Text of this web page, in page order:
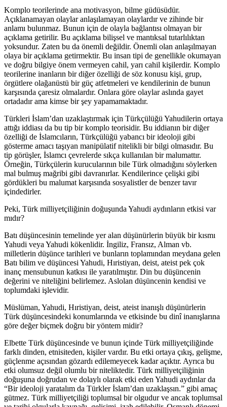
Komplo teorilerinde ana motivasyon, bilme güdüsüdür.
Açıklanamayan olaylar anlaşılamayan olaylardır ve zihinde bir
anlamı bulunmaz. Bunun için de olayla bağlantısı olmayan bir
açıklama getirilir. Bu açıklama bilişsel ve mantıksal tutarlılıktan
yoksundur. Zaten bu da önemli değildir. Önemli olan anlaşılmayan
olaya bir açıklama getirmektir. Bu insan tipi de genellikle okumayan
ve doğru bilgiye önem vermeyen cahil, yarı cahil kişilerdir. Komplo
teorilerine inanların bir diğer özelliği de söz konusu kişi, grup,
örgütlere olağanüstü bir güç atfetmeleri ve kendilerinin de bunun
karşısında çaresiz olmalardır. Onlara göre olaylar aslında gayet
ortadadır ama kimse bir şey yapamamaktadır.
Türkleri İslam’dan uzaklaştırmak için Türkçülüğü Yahudilerin ortaya
attığı iddiası da bu tip bir komplo teorisidir. Bu iddianın bir diğer
özelliği de İslamcıların, Türkçülüğü yabancı bir ideoloji gibi
gösterme amacı taşıyan manipülatif nitelikli bir bilgi olmasıdır. Bu
tip görüşler, İslamcı çevrelerde sıkça kullanılan bir malumattır.
Örneğin, Türkçülerin kurucularının bile Türk olmadığını söylerken
mal bulmuş mağribi gibi davranırlar. Kendilerince çelişki gibi
gördükleri bu malumat karşısında sosyalistler de benzer tavır
içindedirler.
Peki, Türk milliyetçiliğinin doğuşunda Yahudi aydınların etkisi var
mıdır?
Batı düşüncesinin temelinde yer alan düşünürlerin büyük bir kısmı
Yahudi veya Yahudi kökenlidir. İngiliz, Fransız, Alman vb.
milletlerin düşünce tarihleri ve bunların toplamından meydana gelen
Batı bilim ve düşüncesi Yahudi, Hıristiyan, deist, ateist pek çok
inanç mensubunun katkısı ile yaratılmıştır. Din bu düşüncenin
değerini ve niteliğini belirlemez. Aslolan düşüncenin kendisi ve
toplumdaki işlevidir.
Müslüman, Yahudi, Hıristiyan, deist, ateist inanışlı düşünürlerin
Türk düşüncesindeki konumlarında ve etkisinde bu dinî inanışlarına
göre değer biçmek doğru bir yöntem midir?
Elbette Türk düşüncesinde ve bunun içinde Türk milliyetçiliğinde
farklı dinden, etnisiteden, kişiler vardır. Bu etki ortaya çıkış, gelişme,
güçlenme açısından gözardı edilemeyecek kadar açıktır. Ayrıca bu
etki olumsuz değil olumlu bir niteliktedir. Türk milliyetçiliğinin
doğuşuna doğrudan ve dolaylı olarak etki eden Yahudi aydınlar da
“Bir ideoloji yaratalım da Türkler İslam’dan uzaklaşsın.” gibi amaç
gütmez. Türk milliyetçiliği toplumsal bir olgudur ve ancak toplumsal